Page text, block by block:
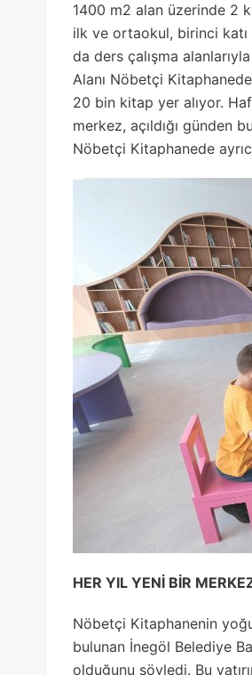
1400 m2 alan üzerinde 2
ilk ve ortaokul, birinci
da ders çalışma
Alanı Nöbetçi
20 bin kitap yer alıyor.
merkez, açıldığı günden
Nöbetçi Kitaphanede
HER YIL YENİ BİR
Nöbetçi Kitaphanenin
bulunan İnegöl Belediye
olduğunu söyledi. Bu